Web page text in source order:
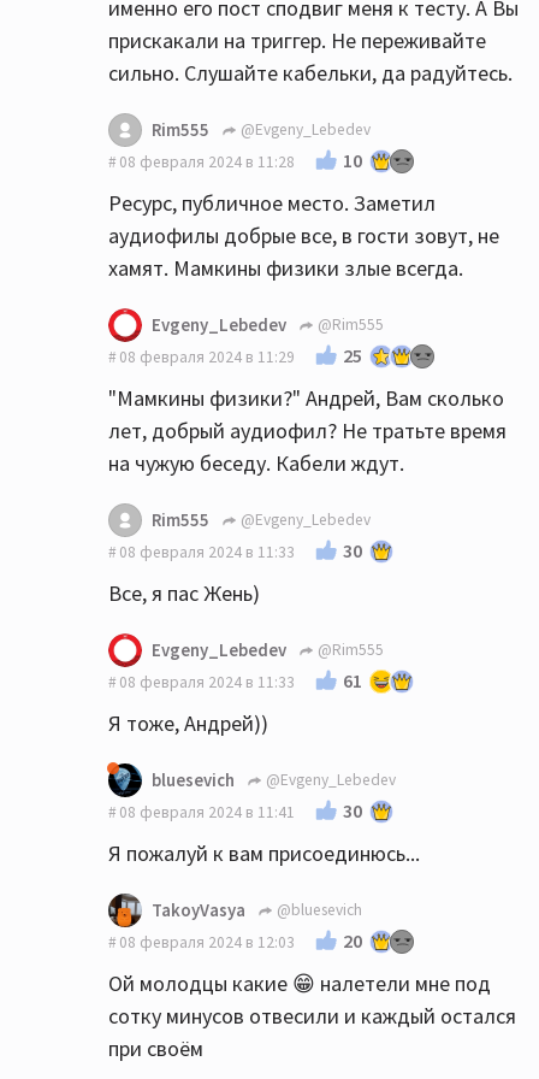
именно его пост сподвиг меня к тесту. А Вы
прискакали на триггер. Не переживайте
сильно. Слушайте кабельки, да радуйтесь.
Rim555
@Evgeny_Lebedev
08 февраля 2024 в 11:28
10
Ресурс, публичное место. Заметил
аудиофилы добрые все, в гости зовут, не
хамят. Мамкины физики злые всегда.
Evgeny_Lebedev
@Rim555
08 февраля 2024 в 11:29
25
"Мамкины физики?" Андрей, Вам сколько
лет, добрый аудиофил? Не тратьте время
на чужую беседу. Кабели ждут.
Rim555
@Evgeny_Lebedev
08 февраля 2024 в 11:33
30
Все, я пас Жень)
Evgeny_Lebedev
@Rim555
08 февраля 2024 в 11:33
61
Я тоже, Андрей))
bluesevich
@Evgeny_Lebedev
08 февраля 2024 в 11:41
30
Я пожалуй к вам присоединюсь...
TakoyVasya
@bluesevich
08 февраля 2024 в 12:03
20
Ой молодцы какие 😁 налетели мне под
сотку минусов отвесили и каждый остался
при своём